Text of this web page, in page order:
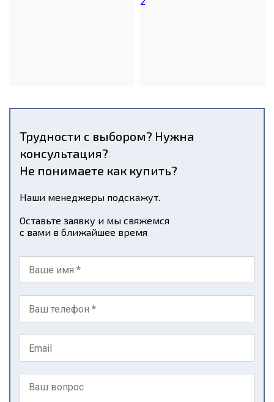
Трудности с выбором? Нужна
консультация?
Не понимаете как купить?
Наши менеджеры подскажут.
Оставьте заявку и мы свяжемся
с вами в ближайшее время